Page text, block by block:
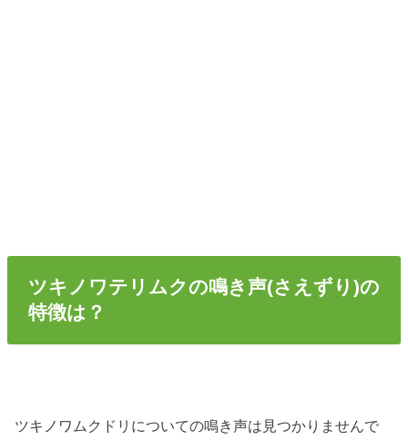
ツキノワテリムクの鳴き声(さえずり)の
特徴は？
ツキノワムクドリについての鳴き声は見つかりませんで